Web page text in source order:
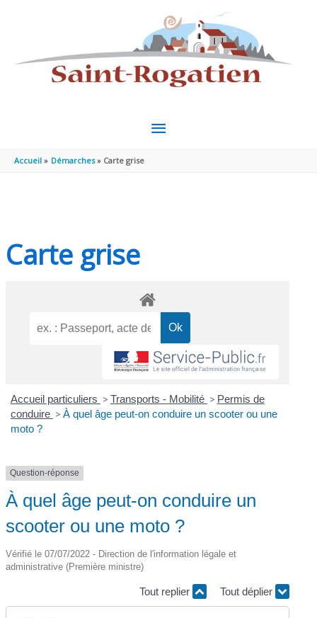
MENU
Accueil Démarches Carte grise
Carte grise
Accueil particuliers > Transports - Mobilité > Permis de
conduire > À quel âge peut-on conduire un scooter ou une
moto ?
Question-réponse
À quel âge peut-on conduire un
scooter ou une moto ?
Vérifié le 07/07/2022 - Direction de l'information légale et
administrative (Première ministre)
Tout replier Tout déplier